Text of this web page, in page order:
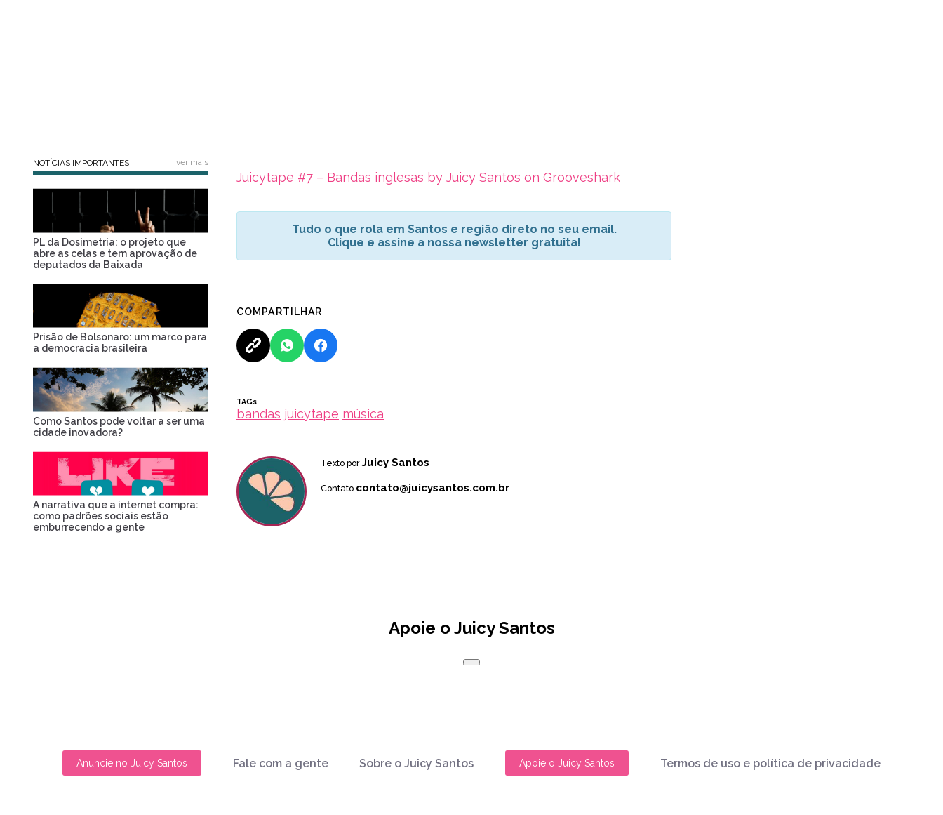
Juicytape #7 – Bandas inglesas by Juicy Santos on Grooveshark
Tudo o que rola em Santos e região direto no seu email.
Clique e assine a nossa newsletter gratuita!
COMPARTILHAR
TAGs
bandas juicytape música
Texto por Juicy Santos
Contato contato@juicysantos.com.br
NOTÍCIAS IMPORTANTES ver mais
PL da Dosimetria: o projeto que
abre as celas e tem aprovação de
deputados da Baixada
Prisão de Bolsonaro: um marco para
a democracia brasileira
Como Santos pode voltar a ser uma
cidade inovadora?
A narrativa que a internet compra:
como padrões sociais estão
emburrecendo a gente
Apoie o Juicy Santos
Anuncie no Juicy Santos Fale com a gente Sobre o Juicy Santos Apoie o Juicy Santos Termos de uso e política de privacidade